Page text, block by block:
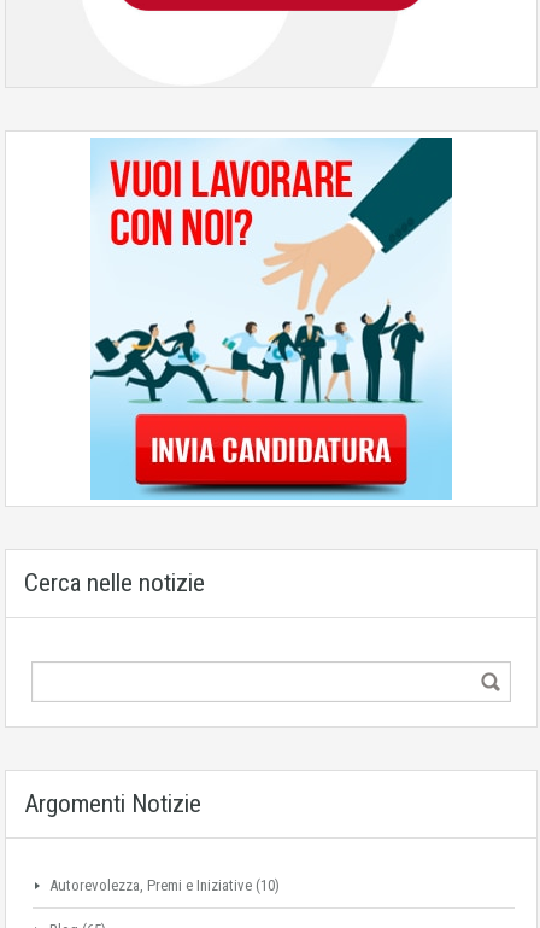
Cerca nelle notizie
Argomenti Notizie
Autorevolezza, Premi e Iniziative (10)